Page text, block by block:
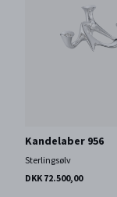
Kandelaber 956
Sterlingsølv
DKK 72.500,00